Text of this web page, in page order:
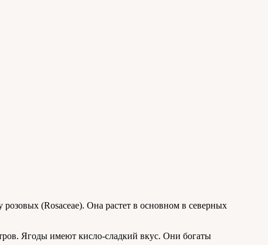
розовых (Rosaceae). Она растет в основном в северных
Ягоды имеют кисло-сладкий вкус. Они богаты